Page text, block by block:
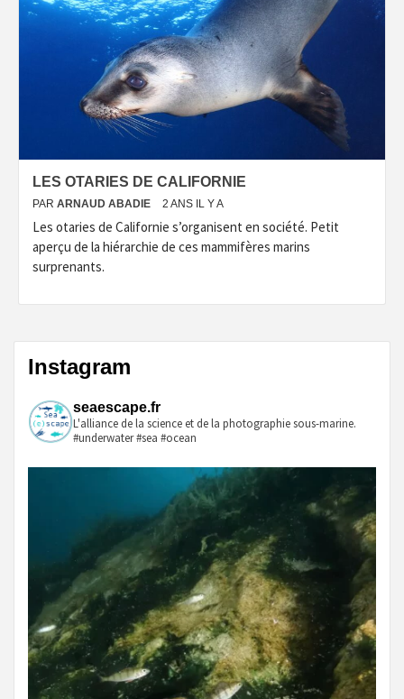
LES OTARIES DE CALIFORNIE
PAR ARNAUD ABADIE 2 ANS IL Y A
Les otaries de Californie s’organisent en société. Petit
aperçu de la hiérarchie de ces mammifères marins
surprenants.
Instagram
seaescape.fr
L'alliance de la science et de la photographie sous-marine.
#underwater #sea #ocean